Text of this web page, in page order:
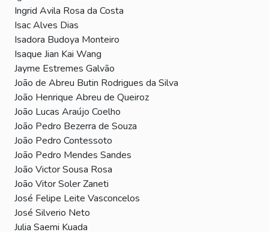
Ingrid Avila Rosa da Costa
Isac Alves Dias
Isadora Budoya Monteiro
Isaque Jian Kai Wang
Jayme Estremes Galvão
João de Abreu Butin Rodrigues da Silva
João Henrique Abreu de Queiroz
João Lucas Araújo Coelho
João Pedro Bezerra de Souza
João Pedro Contessoto
João Pedro Mendes Sandes
João Victor Sousa Rosa
João Vitor Soler Zaneti
José Felipe Leite Vasconcelos
José Silverio Neto
Julia Saemi Kuada